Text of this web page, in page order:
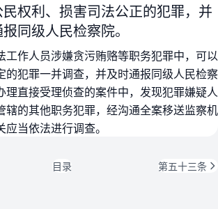
权利、损害司法公正的犯罪，并
同级人民检察院。
工作人员涉嫌贪污贿赂等职务犯罪中，可以
的犯罪一并调查，并及时通报同级人民检察
理直接受理侦查的案件中，发现犯罪嫌疑人
辖的其他职务犯罪，经沟通全案移送监察机
当依法进行调查。
目录 第五十三条